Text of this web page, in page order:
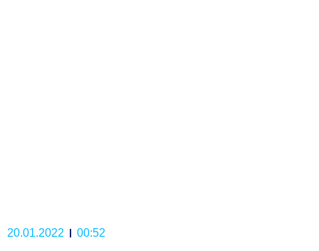
20.01.2022 00:52